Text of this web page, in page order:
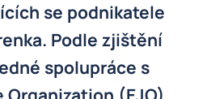
se podnikatele
Podle zjištění
spolupráce s